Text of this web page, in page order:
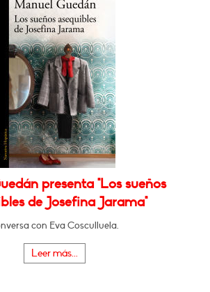
presenta "Los sueños
de Josefina Jarama"
con Eva Cosculluela.
Leer más...